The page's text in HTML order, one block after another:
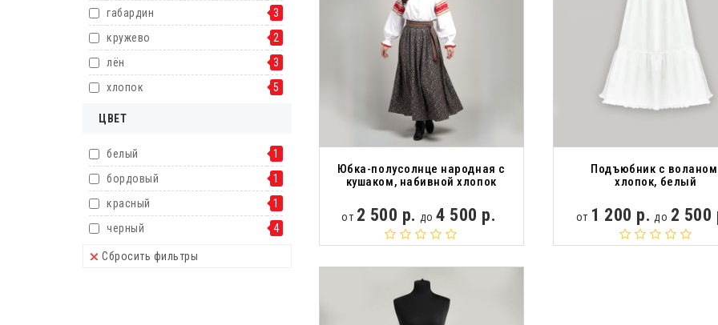
габардин
3
кружево
2
лён
3
хлопок
5
ЦВЕТ
белый
1
бордовый
1
красный
1
черный
4
Сбросить фильтры
Юбка-полусолнце народная с
кушаком, набивной хлопок
от 2 500 р. до4 500 р.
Подъюбник с
хлопок, белый
от 1 200 р. до 2 500